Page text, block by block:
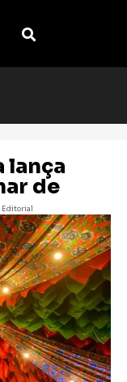
lança
de
Editorial